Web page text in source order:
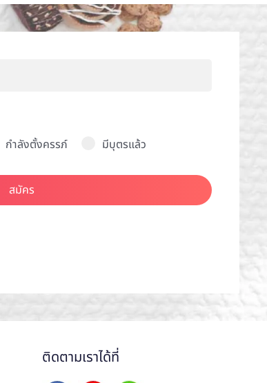
กำลังตั้งครรภ์ มีบุตรแล้ว
สมัคร
ติดตามเราได้ที่